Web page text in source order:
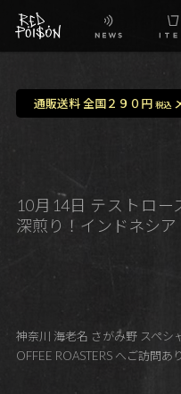
FB
通販送料 全国２９０円 税込
10月14日 テストロ
深煎り！インドネシ
神奈川 海老名 さがみ野 スペシ
OFFEE ROASTERS へご訪問あ